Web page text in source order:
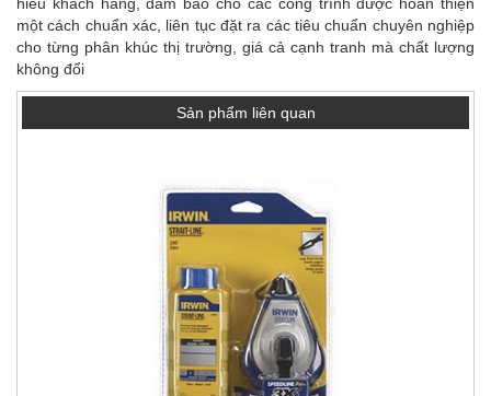
một cách chuẩn xác, liên tục đặt ra các tiêu chuẩn chuyên nghiệp
cho từng phân khúc thị trường, giá cả cạnh tranh mà chất lượng
không đổi
Sản phẩm liên quan